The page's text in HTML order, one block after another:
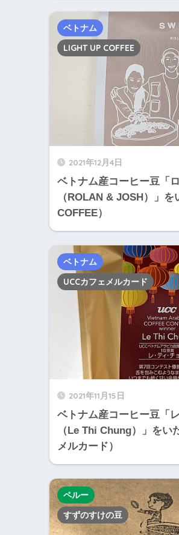
2021年12月4日
ベトナム産コーヒー豆「
（ROLAN & JOSH）」
COFFEE）
ベトナム
LIGHT UP COFFEE
2021年11月15日
ベトナム産コーヒー豆「
（Le Thi Chung）」をい
メルカード）
ベトナム
UCCカフェメルカード
ペルー
すずのすけの豆